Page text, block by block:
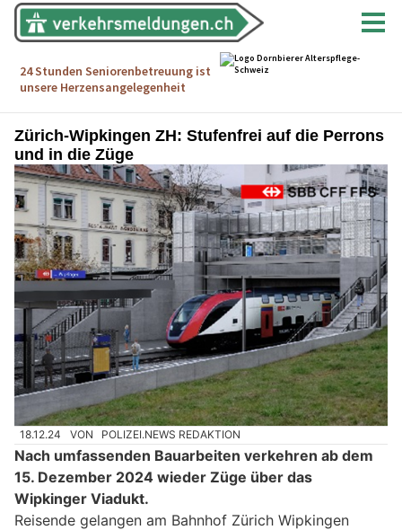
Zürich-Wipkingen ZH: Stufenfrei auf die Perrons
und in die Züge
18.12.24 VON POLIZEI.NEWS REDAKTION
Nach umfassenden Bauarbeiten verkehren ab dem
15. Dezember 2024 wieder Züge über das
Wipkinger Viadukt.
Reisende gelangen am Bahnhof Zürich Wipkingen